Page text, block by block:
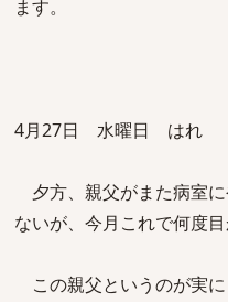
ます。
4月27日 水曜日 はれ
夕方、親父がまた病室
ないが、今月これで何度目
この親父というのが実